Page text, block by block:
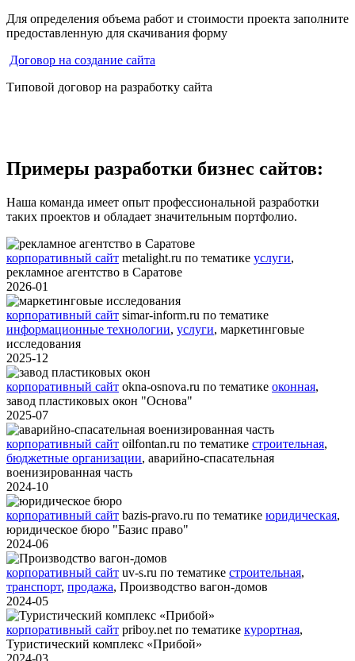
Для определения объема работ и стоимости проекта заполните
предоставленную для скачивания форму
Договор на создание сайта
Типовой договор на разработку сайта
Примеры разработки бизнес сайтов:
Наша команда имеет опыт профессиональной разработки
таких проектов и обладает значительным портфолио.
корпоративный сайт metalight.ru по тематике услуги,
рекламное агентство в Саратове
2026-01
корпоративный сайт simar-inform.ru по тематике
информационные технологии, услуги, маркетинговые
исследования
2025-12
корпоративный сайт okna-osnova.ru по тематике оконная,
завод пластиковых окон "Основа"
2025-07
корпоративный сайт oilfontan.ru по тематике строительная,
бюджетные организации, аварийно-спасательная
военизированная часть
2024-10
корпоративный сайт bazis-pravo.ru по тематике юридическая,
юридическое бюро "Базис право"
2024-06
корпоративный сайт uv-s.ru по тематике строительная,
транспорт, продажа, Производство вагон-домов
2024-05
корпоративный сайт priboy.net по тематике курортная,
Туристический комплекс «Прибой»